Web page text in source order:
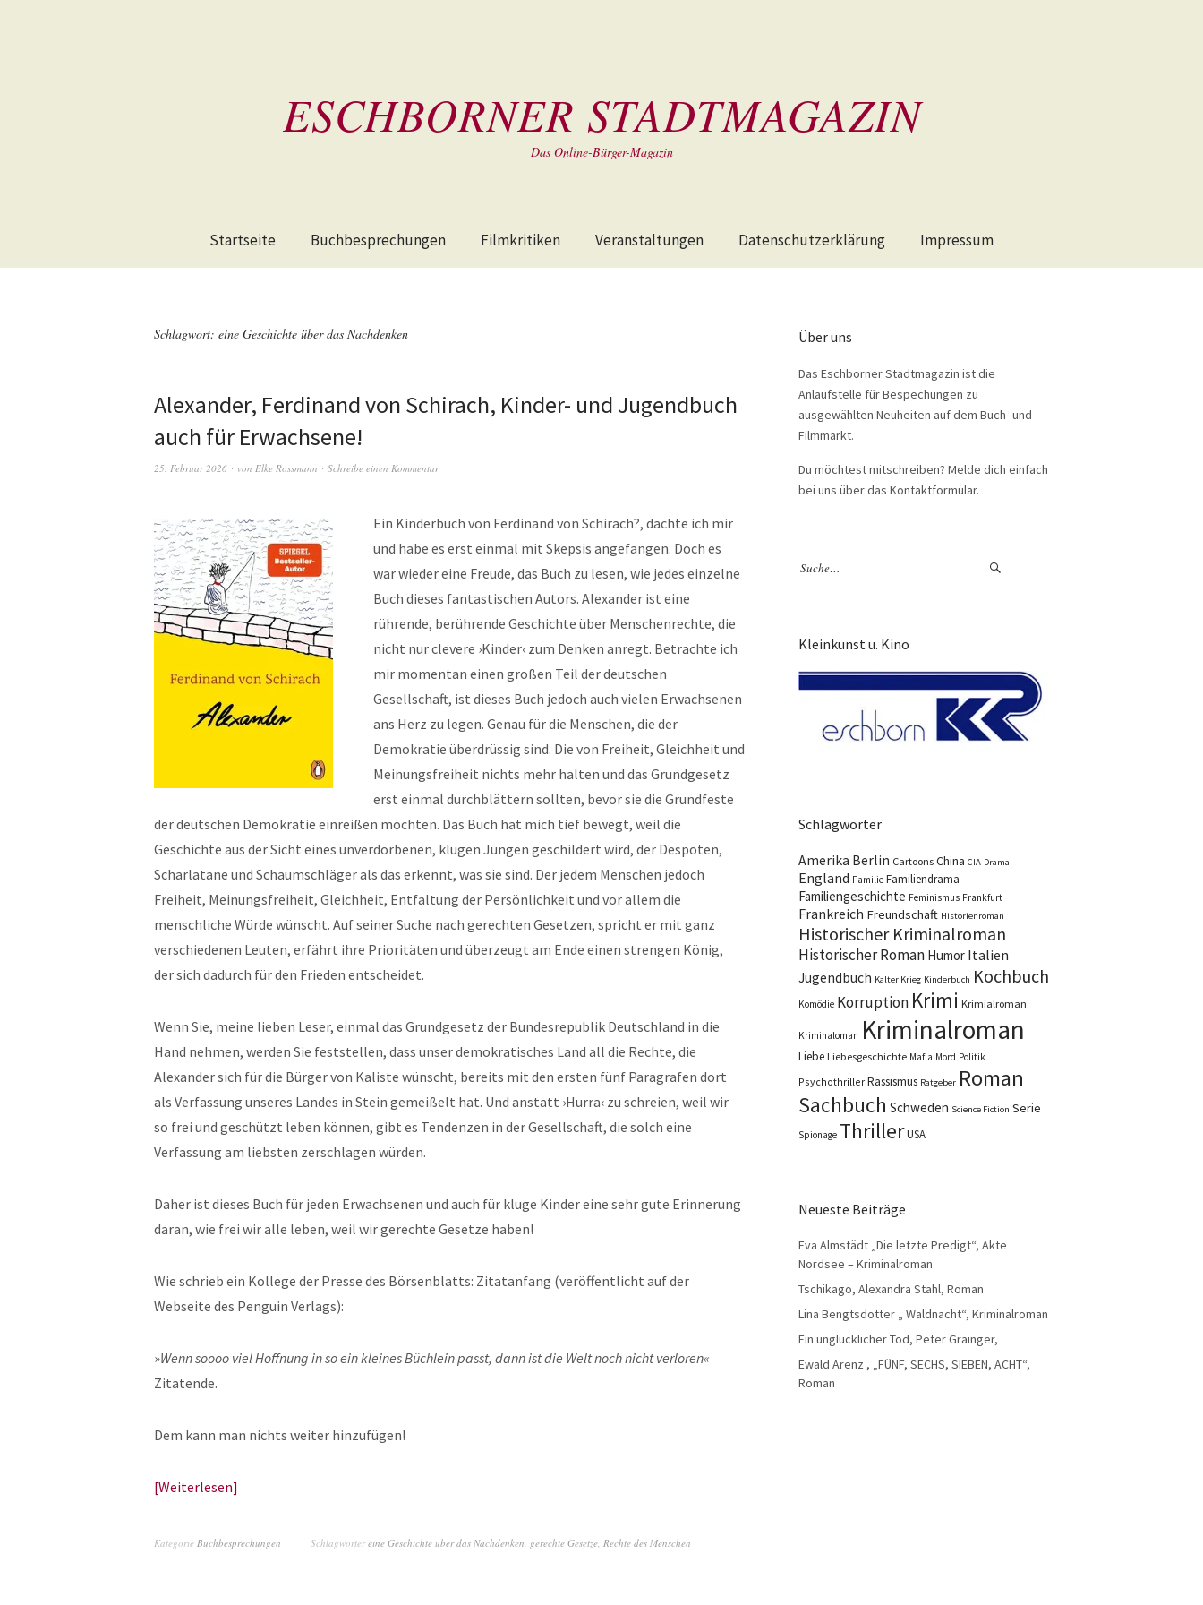
ESCHBORNER STADTMAGAZIN
Das Online-Bürger-Magazin
Startseite Buchbesprechungen Filmkritiken Veranstaltungen Datenschutzerklärung Impressum
Schlagwort: eine Geschichte über das Nachdenken
Alexander, Ferdinand von Schirach, Kinder- und Jugendbuch
auch für Erwachsene!
25. Februar 2026 von Elke Rossmann Schreibe einen Kommentar
Ein Kinderbuch von Ferdinand von Schirach?, dachte ich mir
und habe es erst einmal mit Skepsis angefangen. Doch es
war wieder eine Freude, das Buch zu lesen, wie jedes einzelne
Buch dieses fantastischen Autors. Alexander ist eine
rührende, berührende Geschichte über Menschenrechte, die
nicht nur clevere ›Kinder‹ zum Denken anregt. Betrachte ich
mir momentan einen großen Teil der deutschen
Gesellschaft, ist dieses Buch jedoch auch vielen Erwachsenen
ans Herz zu legen. Genau für die Menschen, die der
Demokratie überdrüssig sind. Die von Freiheit, Gleichheit und
Meinungsfreiheit nichts mehr halten und das Grundgesetz
erst einmal durchblättern sollten, bevor sie die Grundfeste
der deutschen Demokratie einreißen möchten. Das Buch hat mich tief bewegt, weil die
Geschichte aus der Sicht eines unverdorbenen, klugen Jungen geschildert wird, der Despoten,
Scharlatane und Schaumschläger als das erkennt, was sie sind. Der jedem Menschen jedoch
Freiheit, Meinungsfreiheit, Gleichheit, Entfaltung der Persönlichkeit und vor allem die
menschliche Würde wünscht. Auf seiner Suche nach gerechten Gesetzen, spricht er mit ganz
verschiedenen Leuten, erfährt ihre Prioritäten und überzeugt am Ende einen strengen König,
der sich dadurch für den Frieden entscheidet.
Wenn Sie, meine lieben Leser, einmal das Grundgesetz der Bundesrepublik Deutschland in die
Hand nehmen, werden Sie feststellen, dass unser demokratisches Land all die Rechte, die
Alexander sich für die Bürger von Kaliste wünscht, bereits mit den ersten fünf Paragrafen dort
als Verfassung unseres Landes in Stein gemeißelt hat. Und anstatt ›Hurra‹ zu schreien, weil wir
so frei und geschützt leben können, gibt es Tendenzen in der Gesellschaft, die solch eine
Verfassung am liebsten zerschlagen würden.
Daher ist dieses Buch für jeden Erwachsenen und auch für kluge Kinder eine sehr gute Erinnerung
daran, wie frei wir alle leben, weil wir gerechte Gesetze haben!
Wie schrieb ein Kollege der Presse des Börsenblatts: Zitatanfang (veröffentlicht auf der
Webseite des Penguin Verlags):
»Wenn soooo viel Hoffnung in so ein kleines Büchlein passt, dann ist die Welt noch nicht verloren«
Zitatende.
Dem kann man nichts weiter hinzufügen!
Weiterlesen
Kategorie Buchbesprechungen Schlagwörtereine Geschichte über das Nachdenken, gerechte Gesetze, Rechte des Menschen
Über uns
Das Eschborner Stadtmagazin ist die
Anlaufstelle für Bespechungen zu
ausgewählten Neuheiten auf dem Buch- und
Filmmarkt.
Du möchtest mitschreiben? Melde dich einfach
bei uns über das Kontaktformular.
Kleinkunst u. Kino
Schlagwörter
Amerika Berlin Cartoons China CIA Drama
England Familie Familiendrama
Familiengeschichte Feminismus Frankfurt
Frankreich Freundschaft Historienroman
Historischer Kriminalroman
Historischer Roman Humor Italien
Jugendbuch Kalter Krieg Kinderbuch Kochbuch
Komödie Korruption Krimi Krimialroman
Kriminaloman Kriminalroman
Liebe Liebesgeschichte Mafia Mord Politik
Psychothriller Rassismus Ratgeber Roman
Sachbuch Schweden Science Fiction Serie
Spionage ThrillerUSA
Neueste Beiträge
Eva Almstädt „Die letzte Predigt“, Akte
Nordsee – Kriminalroman
Tschikago, Alexandra Stahl, Roman
Lina Bengtsdotter „ Waldnacht“, Kriminalroman
Ein unglücklicher Tod, Peter Grainger,
Ewald Arenz , „FÜNF, SECHS, SIEBEN, ACHT“,
Roman